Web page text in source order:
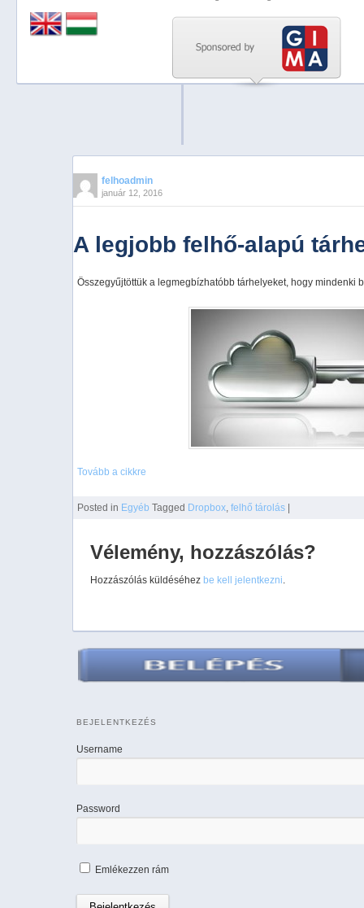
felhoadmin
január 12, 2016
A legjobb felhő-alapú
Összegyűjtöttük a legmegbízhatóbb tárhelyeket, hogy mindenki
Tovább a cikkre
Posted in Egyéb Tagged Dropbox, felhő tárolás |
Vélemény, hozzászólás?
Hozzászólás küldéséhez be kell jelentkezni.
BEJELENTKEZÉS
Username
Password
Emlékezzen rám